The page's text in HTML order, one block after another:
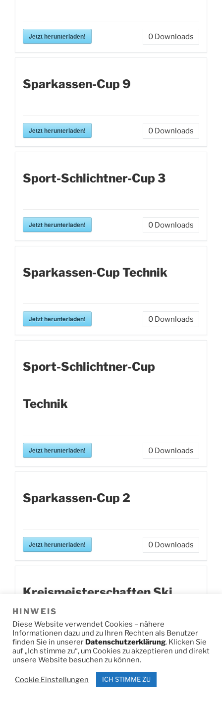
Jetzt herunterladen! 0 Downloads
Sparkassen-Cup 9
Jetzt herunterladen! 0 Downloads
Sport-Schlichtner-Cup 3
Jetzt herunterladen! 0 Downloads
Sparkassen-Cup Technik
Jetzt herunterladen! 0 Downloads
Sport-Schlichtner-Cup
Technik
Jetzt herunterladen! 0 Downloads
Sparkassen-Cup 2
Jetzt herunterladen! 0 Downloads
Kreismeisterschaften Ski
Alpin
Jetzt herunterladen! 0
HINWEIS
Diese Website verwendet Cookies – nähere
Informationen dazu und zu Ihren Rechten als Benutzer
finden Sie in unsererDatenschutzerklärung. Klicken Sie
auf „Ich stimme zu“, um Cookies zu akzeptieren und direkt
unsere Website besuchen zu können.
Cookie Einstellungen ICH STIMME ZU